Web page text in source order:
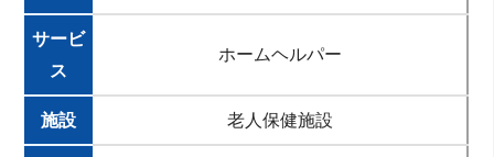
サービ
ス
ホームヘルパー
施設 老人保健施設